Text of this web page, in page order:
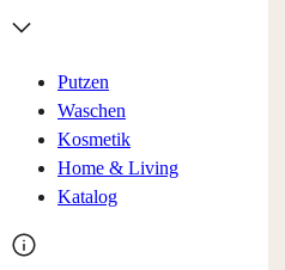
Putzen
Waschen
Kosmetik
Home & Living
Katalog